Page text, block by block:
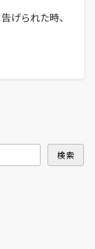
げられた時、
検索